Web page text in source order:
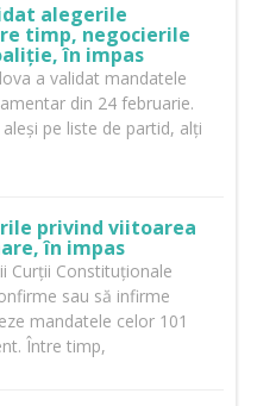
alegerile
timp, negocierile
în impas
a validat mandatele
din 24 februarie.
pe liste de partid, alți
privind viitoarea
în impas
Curții Constituționale
sau să infirme
mandatele celor 101
Între timp,